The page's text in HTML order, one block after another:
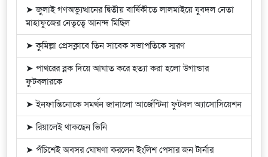
➤ জুলাই গণঅভ্যুত্থানের দ্বিতীয় বার্ষিকীতে লালমাইয়ে যুবদল নেতা
মাহাফুজের নেতৃত্বে আনন্দ মিছিল
➤ কুমিল্লা প্রেসক্লাবে তিন সাবেক সভাপতিকে স্মরণ
➤ পাথরের ব্লক দিয়ে আঘাত করে হত্যা করা হলো উগান্ডার
ফুটবলারকে
➤ ইনফান্তিনোকে সমর্থন জানালো আর্জেন্টিনা ফুটবল অ্যাসোসিয়েশন
➤ রিয়ালেই থাকছেন ভিনি
➤ পঁচিশেই অবসর ঘোষণা করলেন ইংলিশ পেসার জন টার্নার